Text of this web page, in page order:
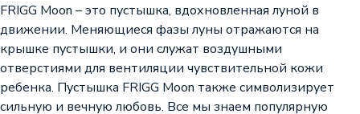
FRIGG Moon – это пустышка, вдохновленная луной в
движении. Меняющиеся фазы луны отражаются на
крышке пустышки, и они служат воздушными
отверстиями для вентиляции чувствительной кожи
ребенка. Пустышка FRIGG Moon также символизирует
сильную и вечную любовь. Все мы знаем популярную